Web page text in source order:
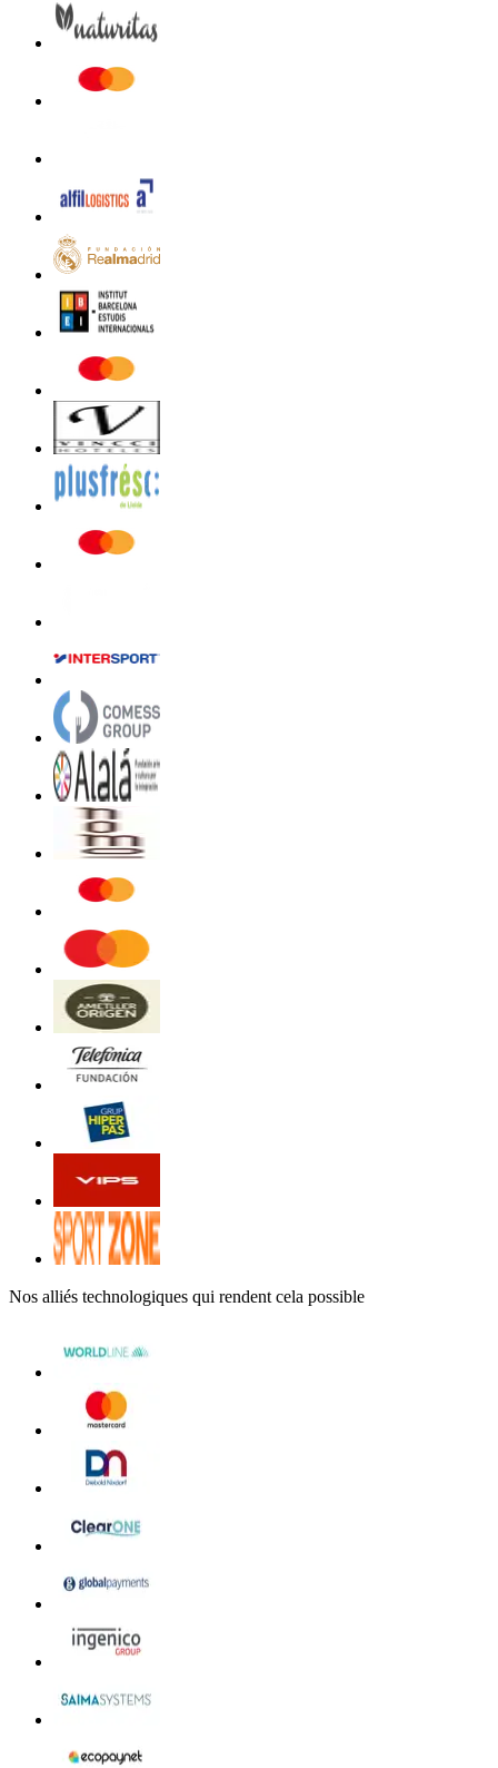
Nos alliés technologiques qui rendent cela possible